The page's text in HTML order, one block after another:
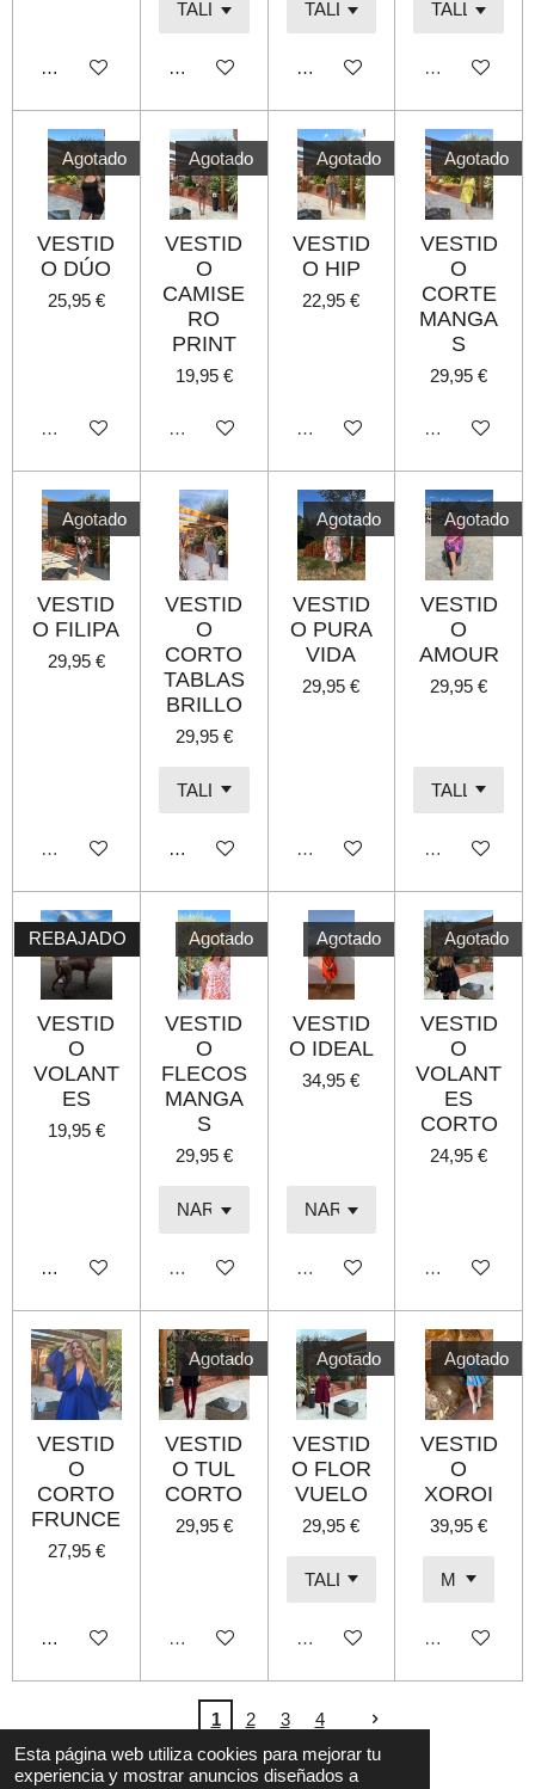
Esta página web utiliza cookies para mejorar tu
experiencia y mostrar anuncios diseñados a
Añadir al carrito Añadir al carrito Añadir al carrito Agotado
Agotado
VESTID
O DÚO
25,95 €
Agotado
Agotado
VESTID
O
CAMISE
RO
PRINT
19,95 €
Agotado
Agotado
VESTID
O HIP
22,95 €
Agotado
Agotado
VESTID
O
CORTE
MANGA
S
29,95 €
Agotado
Agotado
VESTID
O FILIPA
29,95 €
Agotado
VESTID
O
CORTO
TABLAS
BRILLO
29,95 €
Añadir al carrito
Agotado
VESTID
O PURA
VIDA
29,95 €
Agotado
Agotado
VESTID
O
AMOUR
29,95 €
Agotado
REBAJADO
VESTID
O
VOLANT
ES
19,95 €
Añadir al carrito
Agotado
VESTID
O
FLECOS
MANGA
S
29,95 €
Agotado
Agotado
VESTID
O IDEAL
34,95 €
Agotado
Agotado
VESTID
O
VOLANT
ES
CORTO
24,95 €
Agotado
VESTID
O
CORTO
FRUNCE
27,95 €
Añadir al carrito
Agotado
VESTID
O TUL
CORTO
29,95 €
Agotado
Agotado
VESTID
O FLOR
VUELO
29,95 €
Agotado
Agotado
VESTID
O
XOROI
39,95 €
Agotado
1 2 3
4
L© 2022 B shop
Con la tecnología deWebador